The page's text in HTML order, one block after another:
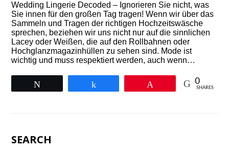
Wedding Lingerie Decoded – Ignorieren Sie nicht, was
Sie innen für den großen Tag tragen! Wenn wir über das
Sammeln und Tragen der richtigen Hochzeitswäsche
sprechen, beziehen wir uns nicht nur auf die sinnlichen
Lacey oder Weißen, die auf den Rollbahnen oder
Hochglanzmagazinhüllen zu sehen sind. Mode ist
wichtig und muss respektiert werden, auch wenn…
0
SHARES
SEARCH